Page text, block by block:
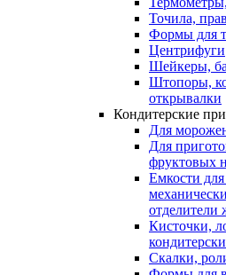
Точила,
Формы для
Центрифуги
Шейкеры,
Штопоры,
открывалки
Кондитерские
Для
Для
фруктовых
Емкости
отделители
Кисточки,
Скалки,